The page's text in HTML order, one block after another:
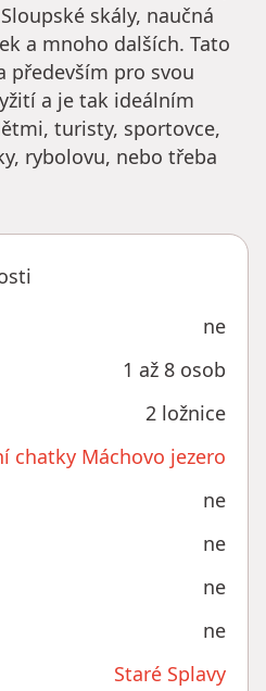
skály, naučná
a mnoho dalších. Tato
především pro svou
a je tak ideálním
turisty, sportovce,
rybolovu, nebo třeba
ne
1 až 8 osob
2 ložnice
chatky Máchovo jezero
ne
ne
ne
ne
Staré Splavy